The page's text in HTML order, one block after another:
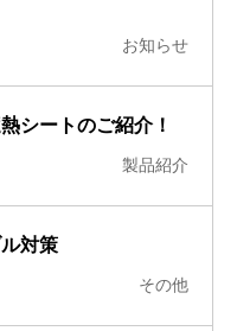
お知らせ
シートのご紹介！
製品紹介
対策
その他